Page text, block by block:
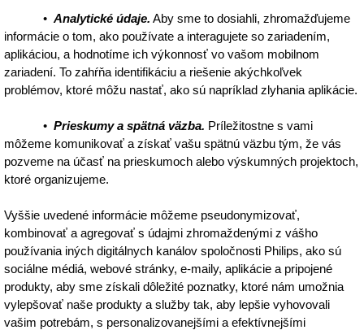
•Analytické údaje. Aby sme to dosiahli, zhromažďujeme
informácie o tom, ako používate a interagujete so zariadením,
aplikáciou, a hodnotíme ich výkonnosť vo vašom mobilnom
zariadení. To zahŕňa identifikáciu a riešenie akýchkoľvek
problémov, ktoré môžu nastať, ako sú napríklad zlyhania aplikácie.
•Prieskumy a spätná väzba. Príležitostne s vami
môžeme komunikovať a získať vašu spätnú väzbu tým, že vás
pozveme na účasť na prieskumoch alebo výskumných projektoch,
ktoré organizujeme.
Vyššie uvedené informácie môžeme pseudonymizovať,
kombinovať a agregovať s údajmi zhromaždenými z vášho
používania iných digitálnych kanálov spoločnosti Philips, ako sú
sociálne médiá, webové stránky, e-maily, aplikácie a pripojené
produkty, aby sme získali dôležité poznatky, ktoré nám umožnia
vylepšovať naše produkty a služby tak, aby lepšie vyhovovali
vašim potrebám, s personalizovanejšími a efektívnejšími